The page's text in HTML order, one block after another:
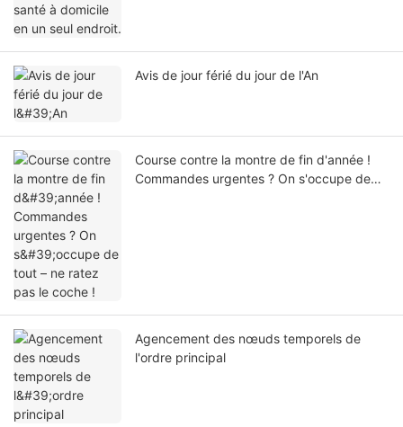
Avis de jour férié du jour de l'An
Course contre la montre de fin d'année !
Commandes urgentes ? On s'occupe de
Agencement des nœuds temporels de
l'ordre principal